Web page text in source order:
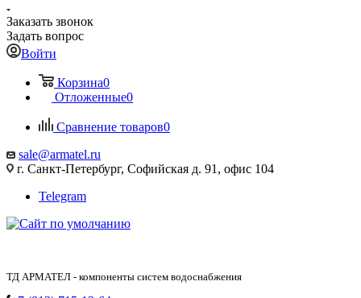
Заказать звонок
Задать вопрос
Войти
Корзина0
Отложенные0
Сравнение товаров0
sale@armatel.ru
г. Санкт-Петербург, Софийская д. 91, офис 104
Telegram
ТД АРМАТЕЛ - компоненты систем водоснабжения